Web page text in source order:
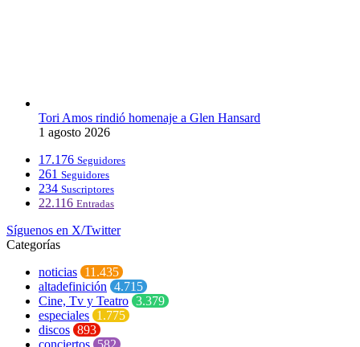
Tori Amos rindió homenaje a Glen Hansard
1 agosto 2026
17.176 Seguidores
261 Seguidores
234 Suscriptores
22.116 Entradas
Síguenos en X/Twitter
Categorías
noticias 11.435
altadefinición 4.715
Cine, Tv y Teatro 3.379
especiales 1.775
discos 893
conciertos 582